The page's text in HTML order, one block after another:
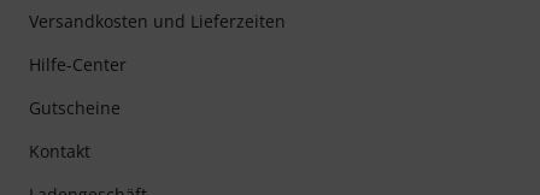
Versandkosten und Lieferzeiten
Hilfe-Center
Gutscheine
Kontakt